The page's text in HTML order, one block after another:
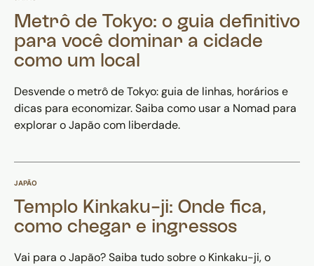
Metrô de Tokyo: o guia definitivo
para você dominar a cidade
como um local
Desvende o metrô de Tokyo: guia de linhas, horários e
dicas para economizar. Saiba como usar a Nomad para
explorar o Japão com liberdade.
JAPÃO
Templo Kinkaku-ji: Onde fica,
como chegar e ingressos
Vai para o Japão? Saiba tudo sobre o Kinkaku-ji, o